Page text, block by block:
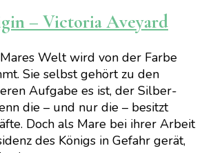
– Victoria Aveyard
Welt wird von der Farbe
Sie selbst gehört zu den
Aufgabe es ist, der Silber-
die – und nur die – besitzt
Doch als Mare bei ihrer Arbeit
des Königs in Gefahr gerät,